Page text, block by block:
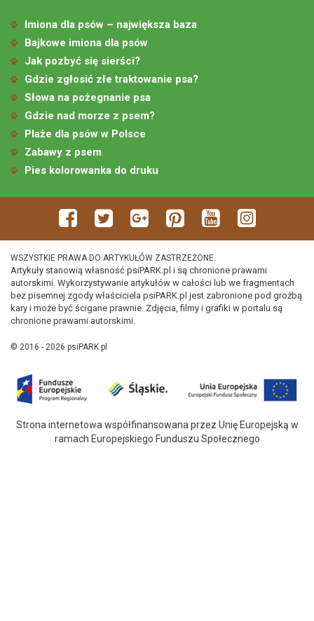
Imiona dla psów – największa baza
Bajkowe imiona dla psów
Jak pozbyć się sierści?
Gdzie zgłosić złe traktowanie psa?
Słowa na pożegnanie psa
Gdzie nad morze z psem?
Plaże dla psów w Polsce
Zabawy z psem
Pies kolorowanka do druku
WSZYSTKIE PRAWA DO ARTYKUŁÓW ZASTRZEŻONE.
Artykuły stanowią własność psiPARK.pl i są chronione prawami
autorskimi. Wykorzystywanie artykułów w całości lub we fragmentach
bez pisemnej zgody właściciela psiPARK.pl jest zabronione pod groźbą
kary i może być ścigane prawnie. Zdjęcia, filmy i grafiki w portalu są
chronione prawami autorskimi.
© 2016 - 2026 psiPARK.pl
Strona internetowa współfinansowana przez Unię Europejską w
ramach Europejskiego Funduszu Społecznego